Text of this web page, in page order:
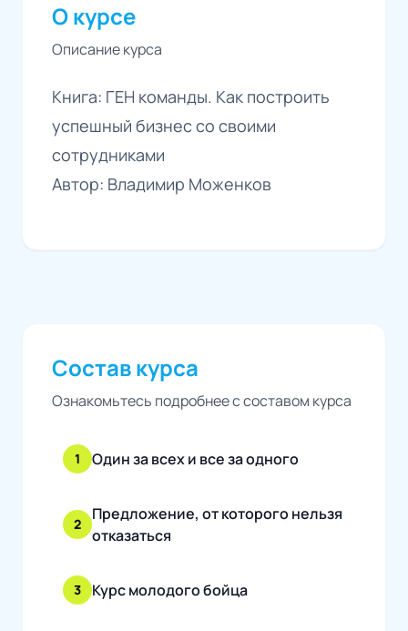
О курсе
Описание курса
Книга: ГЕН команды. Как построить
успешный бизнес со своими
сотрудниками
Автор: Владимир Моженков
Состав курса
Ознакомьтесь подробнее с составом курса
1 Один за всех и все за одного
2
Предложение, от которого нельзя
отказаться
3 Курс молодого бойца